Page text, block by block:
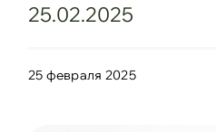
25.02.2025
25 февраля 2025